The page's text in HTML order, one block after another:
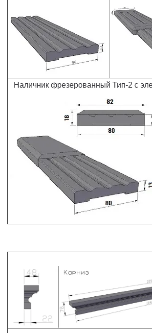
Наличник фрезерованный Тип-2 с